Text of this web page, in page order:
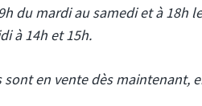
du mardi au samedi et à 18h
à 14h et 15h.
sont en vente dès maintenant,